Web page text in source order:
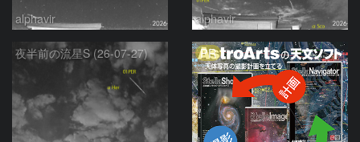
alphavir alphavir
夜半前の流星S (26-07-27) PR